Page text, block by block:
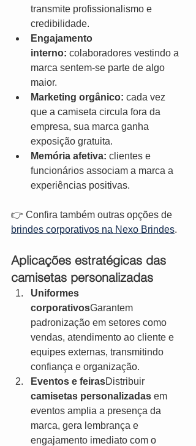
transmite profissionalismo e
credibilidade.
Engajamento
interno: colaboradores vestindo a
marca sentem-se parte de algo
maior.
Marketing orgânico: cada vez
que a camiseta circula fora da
empresa, sua marca ganha
exposição gratuita.
Memória afetiva: clientes e
funcionários associam a marca a
experiências positivas.
👉 Confira também outras opções de
brindes corporativos na Nexo Brindes.
Aplicações estratégicas das
camisetas personalizadas
Uniformes
corporativosGarantem
padronização em setores como
vendas, atendimento ao cliente e
equipes externas, transmitindo
confiança e organização.
Eventos e feirasDistribuir
camisetas personalizadas em
eventos amplia a presença da
marca, gera lembrança e
engajamento imediato com o